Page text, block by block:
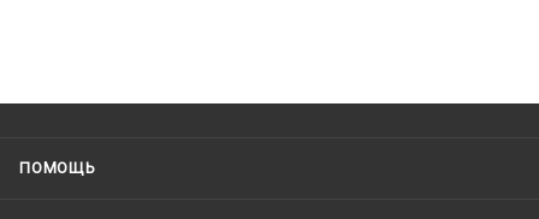
ПОМОЩЬ